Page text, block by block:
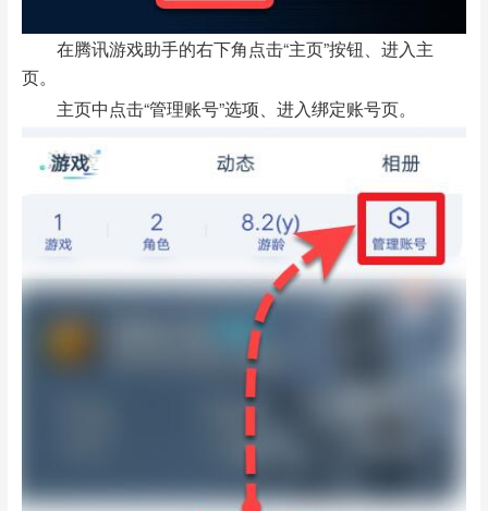
在腾讯游戏助手的右下角点击“主页”按钮、进入主
页。
主页中点击“管理账号”选项、进入绑定账号页。